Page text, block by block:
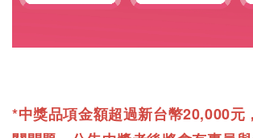
*中獎品項金額超過新台幣20,000元